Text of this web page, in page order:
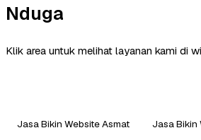
Nduga
Klik area untuk melihat layanan kami di
Jasa Bikin Website Asmat
Jasa Bikin